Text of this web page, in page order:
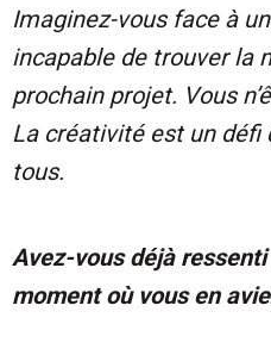
Imaginez-vous face à une page blanche,
incapable de trouver la
prochain projet. Vous
La créativité est un défi
tous.
Avez-vous déjà ressenti un blocage créatif au
moment où vous en